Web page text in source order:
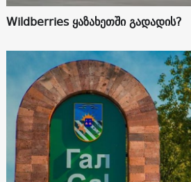
Wildberries ყაზახეთში გადადის?